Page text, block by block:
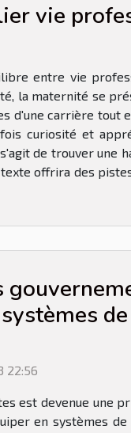
vie
entre vie
la maternité se
d'une carrière
curiosité et
de trouver une
offrira des
22:56
est devenue une
en systèmes